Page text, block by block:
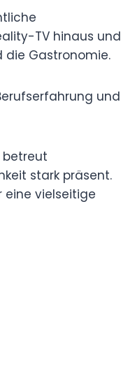
TV hinaus und
die Gastronomie.
und
betreut
stark präsent.
eine vielseitige